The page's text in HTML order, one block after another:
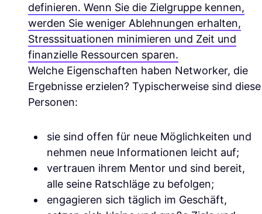
definieren. Wenn Sie die Zielgruppe kennen,
werden Sie weniger Ablehnungen erhalten,
Stresssituationen minimieren und Zeit und
finanzielle Ressourcen sparen.
Welche Eigenschaften haben Networker, die
Ergebnisse erzielen? Typischerweise sind diese
Personen:
sie sind offen für neue Möglichkeiten und
nehmen neue Informationen leicht auf;
vertrauen ihrem Mentor und sind bereit,
alle seine Ratschläge zu befolgen;
engagieren sich täglich im Geschäft,